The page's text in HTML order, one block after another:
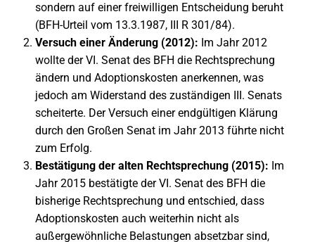
sondern auf einer freiwilligen Entscheidung beruht
(BFH-Urteil vom 13.3.1987, III R 301/84).
Versuch einer Änderung (2012): Im Jahr 2012
wollte der VI. Senat des BFH die Rechtsprechung
ändern und Adoptionskosten anerkennen, was
jedoch am Widerstand des zuständigen III. Senats
scheiterte. Der Versuch einer endgültigen Klärung
durch den Großen Senat im Jahr 2013 führte nicht
zum Erfolg.
Bestätigung der alten Rechtsprechung (2015): Im
Jahr 2015 bestätigte der VI. Senat des BFH die
bisherige Rechtsprechung und entschied, dass
Adoptionskosten auch weiterhin nicht als
außergewöhnliche Belastungen absetzbar sind,